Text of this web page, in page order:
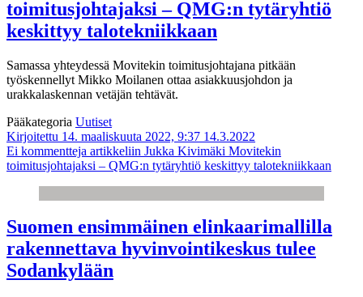
toimitusjohtajaksi – QMG:n tytäryhtiö
keskittyy talotekniikkaan
Samassa yhteydessä Movitekin toimitusjohtajana pitkään
työskennellyt Mikko Moilanen ottaa asiakkuusjohdon ja
urakkalaskennan vetäjän tehtävät.
Pääkategoria Uutiset
Kirjoitettu 14. maaliskuuta 2022, 9:37 14.3.2022
Ei kommentteja artikkeliin Jukka Kivimäki Movitekin
toimitusjohtajaksi – QMG:n tytäryhtiö keskittyy talotekniikkaan
Suomen ensimmäinen elinkaarimallilla
rakennettava hyvinvointikeskus tulee
Sodankylään